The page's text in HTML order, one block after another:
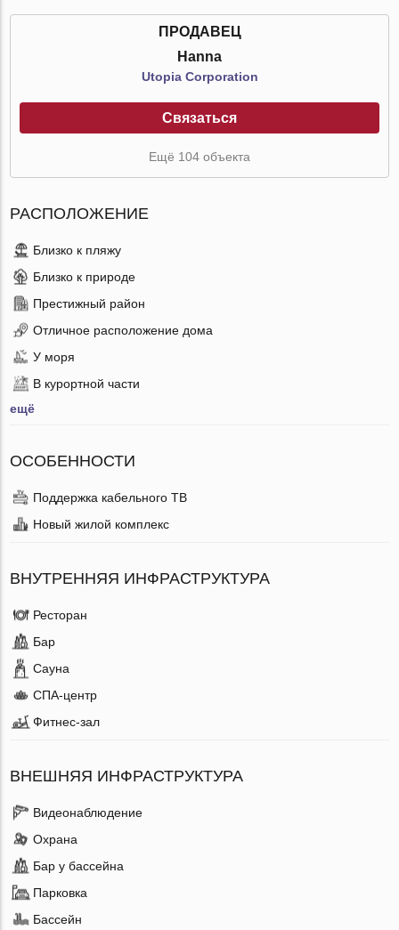
ПРОДАВЕЦ
Hanna
Utopia Corporation
Связаться
Ещё 104 объекта
РАСПОЛОЖЕНИЕ
Близко к пляжу
Близко к природе
Престижный район
Отличное расположение дома
У моря
В курортной части
ещё
ОСОБЕННОСТИ
Поддержка кабельного ТВ
Новый жилой комплекс
ВНУТРЕННЯЯ ИНФРАСТРУКТУРА
Ресторан
Бар
Сауна
СПА-центр
Фитнес-зал
ВНЕШНЯЯ ИНФРАСТРУКТУРА
Видеонаблюдение
Охрана
Бар у бассейна
Парковка
Бассейн